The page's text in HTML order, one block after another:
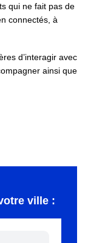
qui ne fait pas de
connectés, à
d’interagir avec
ainsi que
ville :